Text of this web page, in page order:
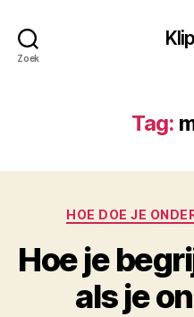
Zoek
Tag:
HOE DOE JE
Hoe je
als je